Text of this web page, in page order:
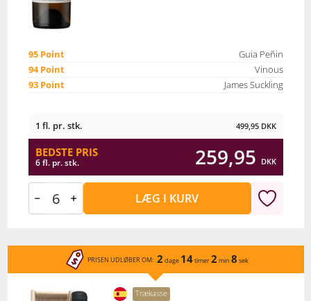
95 Point
Guia Peñin
94 Point
Vinous
93 Point
James Suckling
1 fl. pr. stk. 499,95 DKK
BEDSTE PRIS
6 fl. pr. stk. 259,95 DKK
LÆG I KURV
PRISEN UDLØBER OM: 2 dage 14timer2 min 8 sek
Trækasse